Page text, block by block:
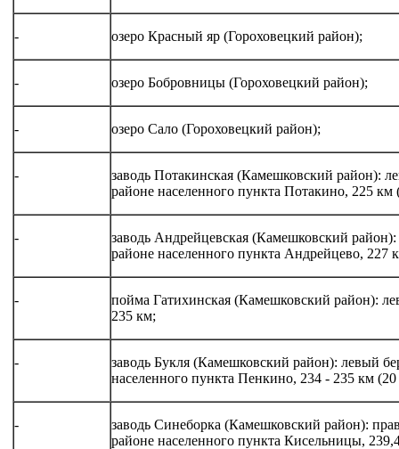
- озеро Красный яр (Гороховецкий район);
- озеро Бобровницы (Гороховецкий район);
- озеро Сало (Гороховецкий район);
-
заводь Потакинская (Камешковский район):
районе населенного пункта Потакино, 225 км
-
заводь Андрейцевская (Камешковский
районе населенного пункта Андрейцево, 227
-
пойма Гатихинская (Камешковский район):
235 км;
-
заводь Букля (Камешковский район): левый
населенного пункта Пенкино, 234 - 235 км (20
-
заводь Синеборка (Камешковский район):
районе населенного пункта Кисельницы,